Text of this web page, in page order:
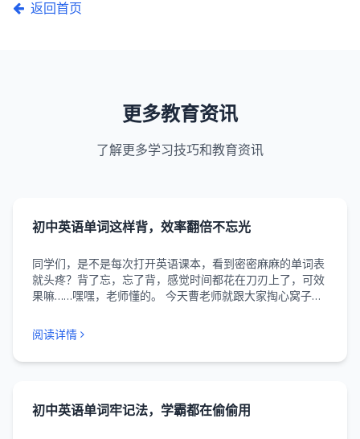
返回首页
更多教育资讯
了解更多学习技巧和教育资讯
初中英语单词这样背，效率翻倍不忘光
同学们，是不是每次打开英语课本，看到密密麻麻的单词表
就头疼？背了忘，忘了背，感觉时间都花在刀刃上了，可效
果嘛……嘿嘿，老师懂的。 今天曹老师就跟大家掏心窝子聊
我从教这么多年，看着一届届学生验证出来的好方法。...
阅读详情
初中英语单词牢记法，学霸都在偷偷用